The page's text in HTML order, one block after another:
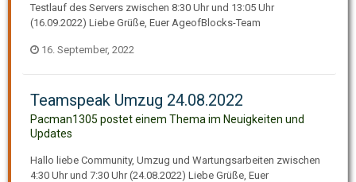
Testlauf des Servers zwischen 8:30 Uhr und 13:05 Uhr
(16.09.2022) Liebe Grüße, Euer AgeofBlocks-Team
16. September, 2022
Teamspeak Umzug 24.08.2022
Pacman1305 postet einem Thema im Neuigkeiten und
Updates
Hallo liebe Community, Umzug und Wartungsarbeiten zwischen
4:30 Uhr und 7:30 Uhr (24.08.2022) Liebe Grüße, Euer